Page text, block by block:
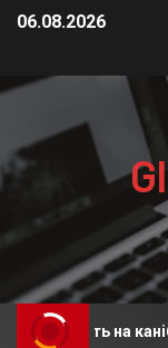
06.08.2026
на